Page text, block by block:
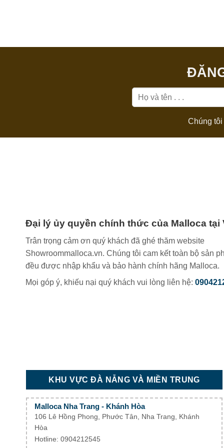
Chúng
Đại lý ủy quyền chính thức của Malloca tại
Trân trọng cảm ơn quý khách đã ghé thăm website
Showroommalloca.vn. Chúng tôi cam kết toàn bộ sản
đều được nhập khẩu và bảo hành chính hãng Malloca.
Mọi góp ý, khiếu nại quý khách vui lòng liên hệ:
KHU VỰC ĐÀ NẴNG VÀ MIỀN TRUNG
Malloca Nha Trang - Khánh Hòa
106 Lê Hồng Phong, Phước Tân, Nha Trang, Khánh
Hòa
Hotline: 0904212545